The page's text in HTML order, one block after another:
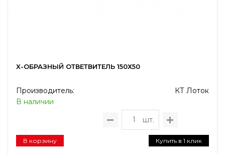
X-ОБРАЗНЫЙ ОТВЕТВИТЕЛЬ 150Х50
Производитель:
КТ Лоток
В наличии
шт.
В корзину Купить в 1 клик